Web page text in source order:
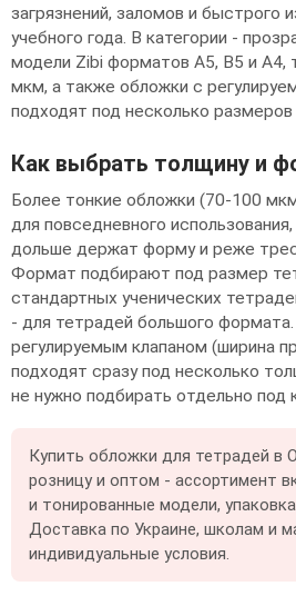
загрязнений, заломов и быстрого
учебного года. В категории -
модели Zibi форматов А5, B5 и А4,
мкм, а также обложки с
подходят под несколько
Как выбрать толщину и
Более тонкие обложки (70-100
для повседневного
дольше держат форму и реже
Формат подбирают под размер
стандартных ученических
- для тетрадей большого
регулируемым клапаном (ширина
подходят сразу под несколько
не нужно подбирать отдельно под
Купить обложки для тетрадей в
розницу и оптом - ассортимент
и тонированные модели,
Доставка по Украине, школам и
индивидуальные условия.